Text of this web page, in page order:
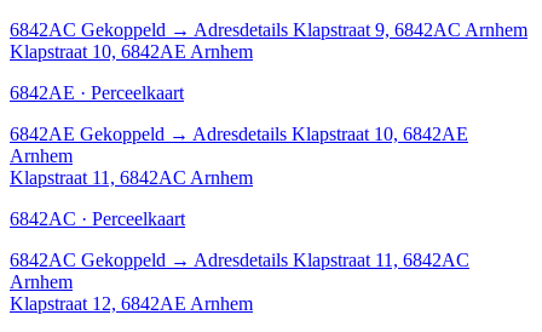
6842AC Gekoppeld → Adresdetails Klapstraat 9, 6842AC Arnhem
Klapstraat 10, 6842AE Arnhem
6842AE · Perceelkaart
6842AE Gekoppeld → Adresdetails Klapstraat 10, 6842AE
Arnhem
Klapstraat 11, 6842AC Arnhem
6842AC · Perceelkaart
6842AC Gekoppeld → Adresdetails Klapstraat 11, 6842AC
Arnhem
Klapstraat 12, 6842AE Arnhem